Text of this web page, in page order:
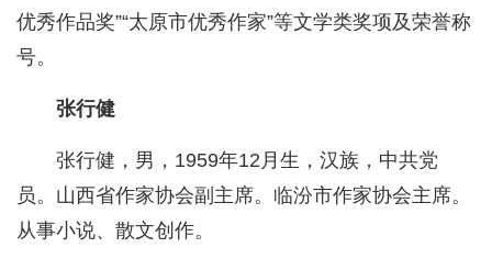
优秀作品奖”“太原市优秀作家”等文学类奖项及荣誉称
号。
张行健
张行健，男，1959年12月生，汉族，中共党
员。山西省作家协会副主席。临汾市作家协会主席。
从事小说、散文创作。